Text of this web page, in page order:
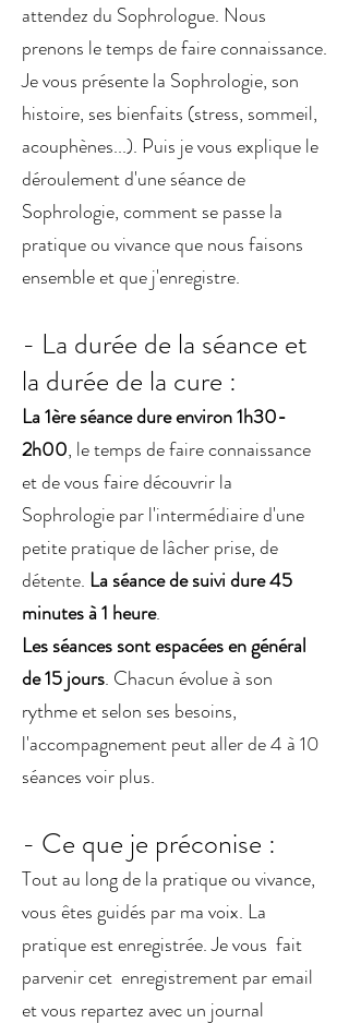
attendez du Sophrologue. Nous
prenons le temps de faire connaissance.
Je vous présente la Sophrologie, son
histoire, ses bienfaits (stress, sommeil,
acouphènes...). Puis je vous explique le
déroulement d'une séance de
Sophrologie, comment se passe la
pratique ou vivance que nous faisons
ensemble et que j'enregistre.
- La durée de la séance et
la durée de la cure :
La 1ère séance dure environ 1h30-
2h00, le temps de faire connaissance
et de vous faire découvrir la
Sophrologie par l'intermédiaire d'une
petite pratique de lâcher prise, de
détente. La séance de suivi dure 45
minutes à 1 heure.
Les séances sont espacées en général
de 15 jours. Chacun évolue à son
rythme et selon ses besoins,
l'accompagnement peut aller de 4 à 10
séances voir plus.
- Ce que je préconise :
Tout au long de la pratique ou vivance,
vous êtes guidés par ma voix. La
pratique est enregistrée. Je vous fait
parvenir cet enregistrement par email
et vous repartez avec un journal